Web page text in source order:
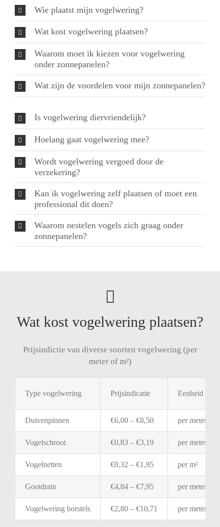
Wie plaatst mijn vogelwering?
Wat kost vogelwering plaatsen?
Waarom moet ik kiezen voor vogelwering
onder zonnepanelen?
Wat zijn de voordelen voor mijn zonnepanelen?
Is vogelwering diervriendelijk?
Hoelang gaat vogelwering mee?
Wordt vogelwering vergoed door de
verzekering?
Kan ik vogelwering zelf plaatsen of moet een
professional dit doen?
Waarom nestelen vogels zich graag onder
zonnepanelen?
Wat kost vogelwering plaatsen?
Prijsindictie van diverse soorten vogelwering (per
meter of m²)
Type vogelwering Prijsindicatie Eenheid
Duivenpinnen €6,00 – €8,50 permeter
Vogelschroot €0,83 – €3,19 permeter
Vogelnetten €0,32 – €1,95 perm²
Gootdrain €4,84 – €7,95 permeter
Vogelwering borstels €2,80 – €10,71 permeter